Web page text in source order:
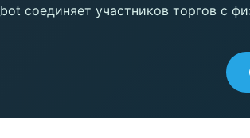
соединяет участников торгов